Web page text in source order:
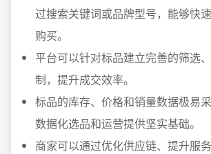
过搜索关键词或品牌型号，能够快速
购买。
平台可以针对标品建立完善的筛选
制，提升成交效率。
标品的库存、价格和销量数据极易
数据化选品和运营提供坚实基础。
商家可以通过优化供应链、提升服务